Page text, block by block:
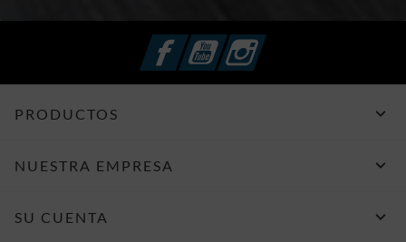
FacebookYouTubeInstagram
PRODUCTOS 
NUESTRA EMPRESA 
SU CUENTA 